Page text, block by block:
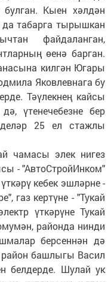
Кыен хәлдән
табарга тырышкан
файдаланган,
өенә барган.
килгән Югары
Яковлевнага бу
Тәүлекнең кайсы
үтенечебезне бер
25 ел стажлы
чамасы элек нигез
- "АвтоСтройИнком"
кебек эшләрне -
газ кертүне - "Тукай
үткәрүне Тукай
районда нинди
берсеннән дә
район башлыгы Васил
белдерде. Шулай ук